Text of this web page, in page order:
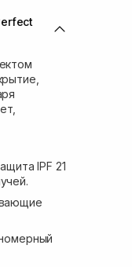
в наличии!
IPF 21